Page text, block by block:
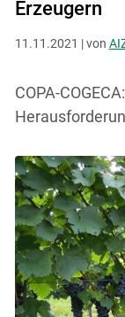
Erzeugern
11.11.2021 | von
COPA-